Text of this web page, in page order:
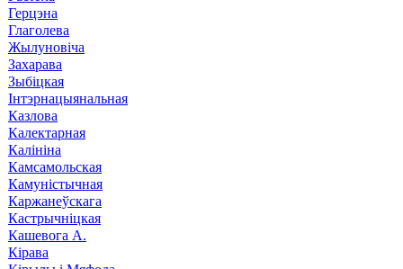
Герцэна
Глаголева
Жылуновіча
Захарава
Зыбіцкая
Інтэрнацыянальная
Казлова
Калектарная
Калініна
Камсамольская
Камуністычная
Каржанеўскага
Кастрычніцкая
Кашевога А.
Кірава